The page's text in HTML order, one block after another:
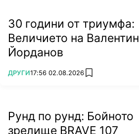
30 години от триумфа:
Величието на Валентин
Йорданов
ПОВЕЧЕ ОТ
ДРУГИ17:56 02.08.2026 add favorites
Рунд по рунд: Бойното
зрелище BRAVE 107